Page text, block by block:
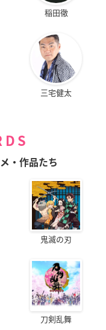
稲田徹
三宅健太
・作品たち
鬼滅の刃
刀剣乱舞